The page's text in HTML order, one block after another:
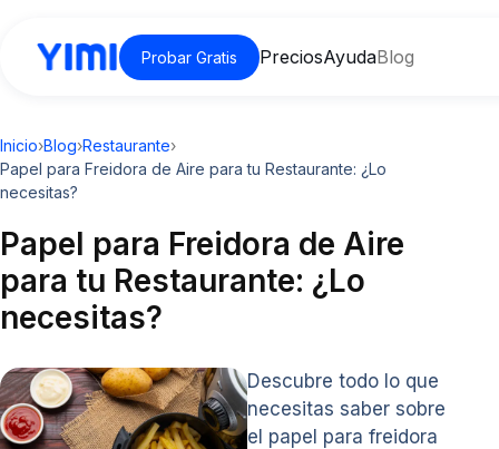
Probar Gratis PreciosAyudaBlog
Inicio›Blog›Restaurante›
Papel para Freidora de Aire para tu Restaurante: ¿Lo
necesitas?
Papel para Freidora de Aire
para tu Restaurante: ¿Lo
necesitas?
Descubre todo lo que
necesitas saber sobre
el papel para freidora